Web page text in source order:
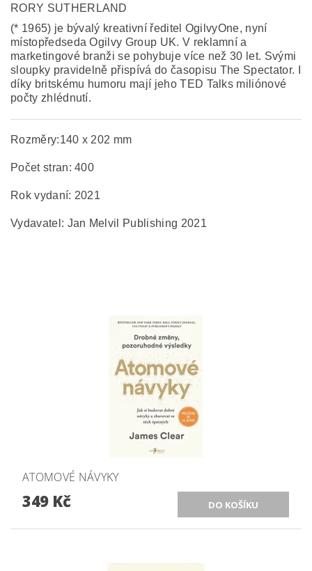
RORY SUTHERLAND
(* 1965) je bývalý kreativní ředitel OgilvyOne, nyní
místopředseda Ogilvy Group UK. V reklamní a
marketingové branži se pohybuje více než 30 let. Svými
sloupky pravidelně přispívá do časopisu The Spectator. I
díky britskému humoru mají jeho TED Talks miliónové
počty zhlédnutí.
Rozměry:140 x 202 mm
Počet stran: 400
Rok vydaní: 2021
Vydavatel: Jan Melvil Publishing 2021
ATOMOVÉ NÁVYKY
349 Kč